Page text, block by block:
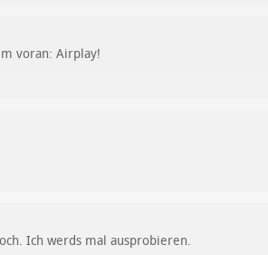
voran: Airplay!
Ich werds mal ausprobieren.